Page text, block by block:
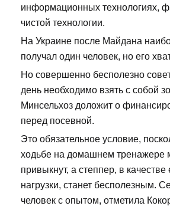
информационных технологиях,
чистой технологии.
На Украине после Майдана
получал один человек, но его
Но совершенно бесполезно
день необходимо взять с собой
Минсельхоз доложит о
перед посевной.
Это обязательное условие,
ходьбе на домашнем
привыкнут, а степпер, в
нагрузки, станет бесполезным.
человек с опытом, отметила